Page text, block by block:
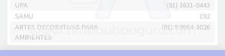
UPA
(81) 3631-0443
SAMU
192
ARTES DECORATIVAS PARA
AMBIENTES
(81) 9 9964-3026